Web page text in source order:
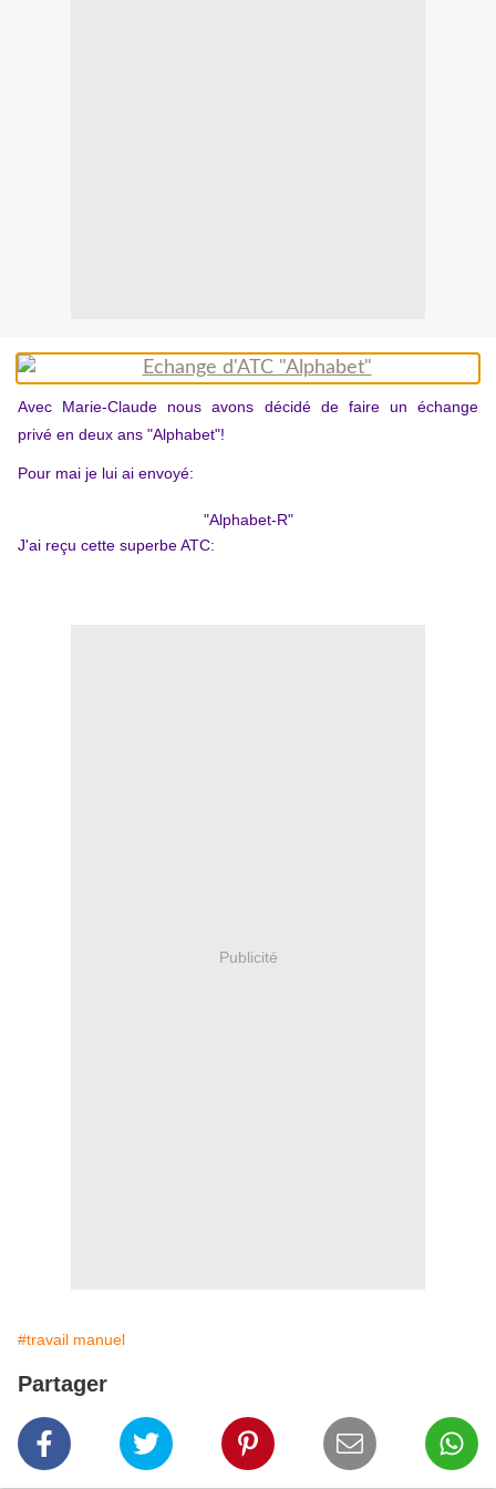
Avec Marie-Claude nous avons décidé de faire un échange
privé en deux ans "Alphabet"!
Pour mai je lui ai envoyé:
"Alphabet-R"
J'ai reçu cette superbe ATC:
Publicité
#travail manuel
Partager